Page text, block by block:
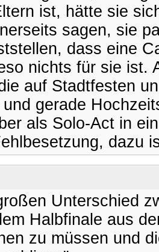
ist, hätte sie
sagen, sie
dass eine
nichts für sie ist.
auf Stadtfesten
gerade
als Solo-Act in
dazu
Unterschied
Halbfinale aus
zu müssen und